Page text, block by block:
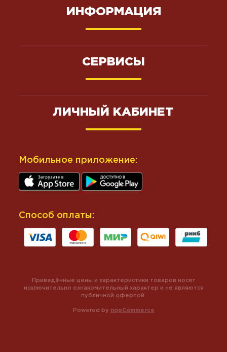
ИНФОРМАЦИЯ
СЕРВИСЫ
ЛИЧНЫЙ КАБИНЕТ
Мобильное приложение:
Способ оплаты:
Powered by nopCommerce
Приведённые цены и характеристики товаров носят
исключительно ознакомительный характер и не являются
публичной офертой.